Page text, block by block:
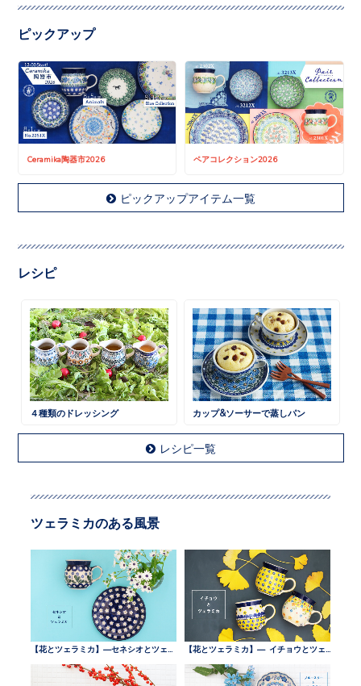
ピックアップ
Ceramika陶器市2026 ペアコレクション2026
ピックアップアイテム一覧
レシピ
４種類のドレッシング カップ&ソーサーで蒸しパン
レシピ一覧
ツェラミカのある風景